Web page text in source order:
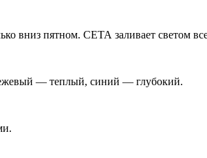
вниз пятном. СЕТА заливает светом
— теплый, синий — глубокий.